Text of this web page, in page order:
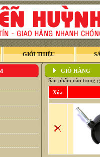
GIỚI THIỆU
GIỎ HÀNG
Sản phẩm nào trong
Xóa